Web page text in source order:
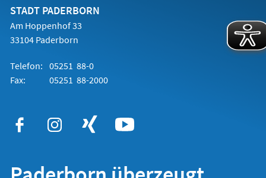
STADT PADERBORN
Am Hoppenhof 33
33104 Paderborn
Telefon: 05251 88-0
Fax:
05251 88-2000